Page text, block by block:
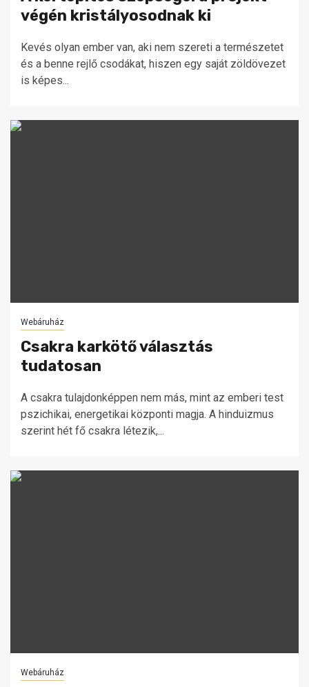
végén kristályosodnak ki
Kevés olyan ember van, aki nem szereti a természetet
és a benne rejlő csodákat, hiszen egy saját zöldövezet
is képes...
Webáruház
Csakra karkötő választás
tudatosan
A csakra tulajdonképpen nem más, mint az emberi test
pszichikai, energetikai központi magja. A hinduizmus
szerint hét fő csakra létezik,...
Webáruház